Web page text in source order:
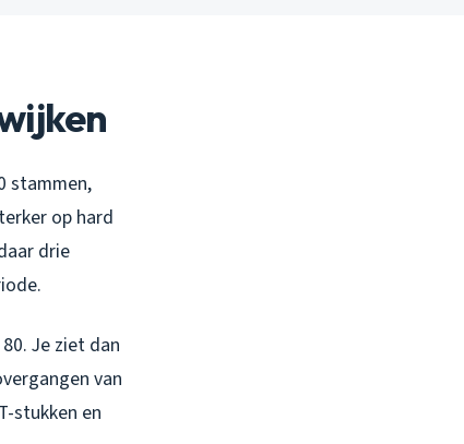
stammen,
op hard
drie
Je ziet dan
van
stukken en